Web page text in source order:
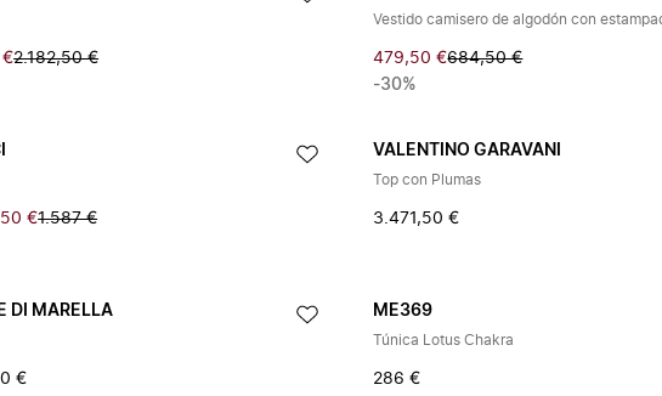
€2.182,50 €
479,50 €684,50 €
-30%
€1.587 €
VALENTINO GARAVANI
Top con Plumas
3.471,50 €
DI MARELLA
€
ME369
Túnica Lotus Chakra
286 €